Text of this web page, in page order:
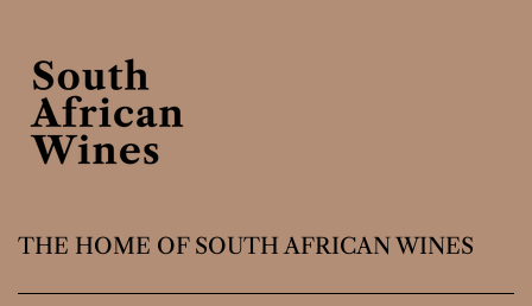
THE HOME OF SOUTH AFRICAN WINES